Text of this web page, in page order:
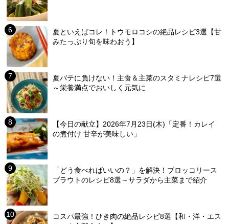
夏といえばコレ！トウモロコシの絶品レシピ3選【甘
みたっぷり旬を味わおう】
夏バテに負けない！主食＆主菜のスタミナレシピ7選
～栄養満点でおいしく元気に
【今日の献立】2026年7月23日(木)「定番！カレイ
の煮付け 甘辛が美味しい」
「どう食べればいいの？」を解決！ブロッコリース
プラウトのレシピ8選～サラダから主菜まで紹介
コスパ最強！ひき肉の絶品レシピ8選【和・洋・エス